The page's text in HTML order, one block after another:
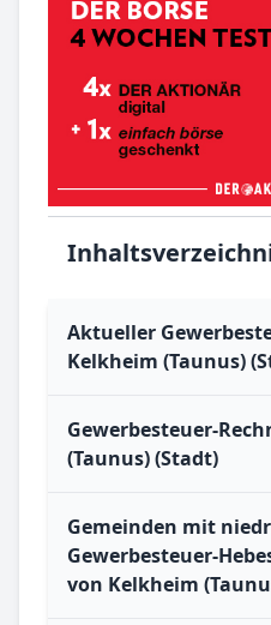
Aktueller
Kelkheim (Taunus)
Gewerbesteuer-
(Taunus) (Stadt)
Gemeinden mit
Gewerbesteuer-
von Kelkheim